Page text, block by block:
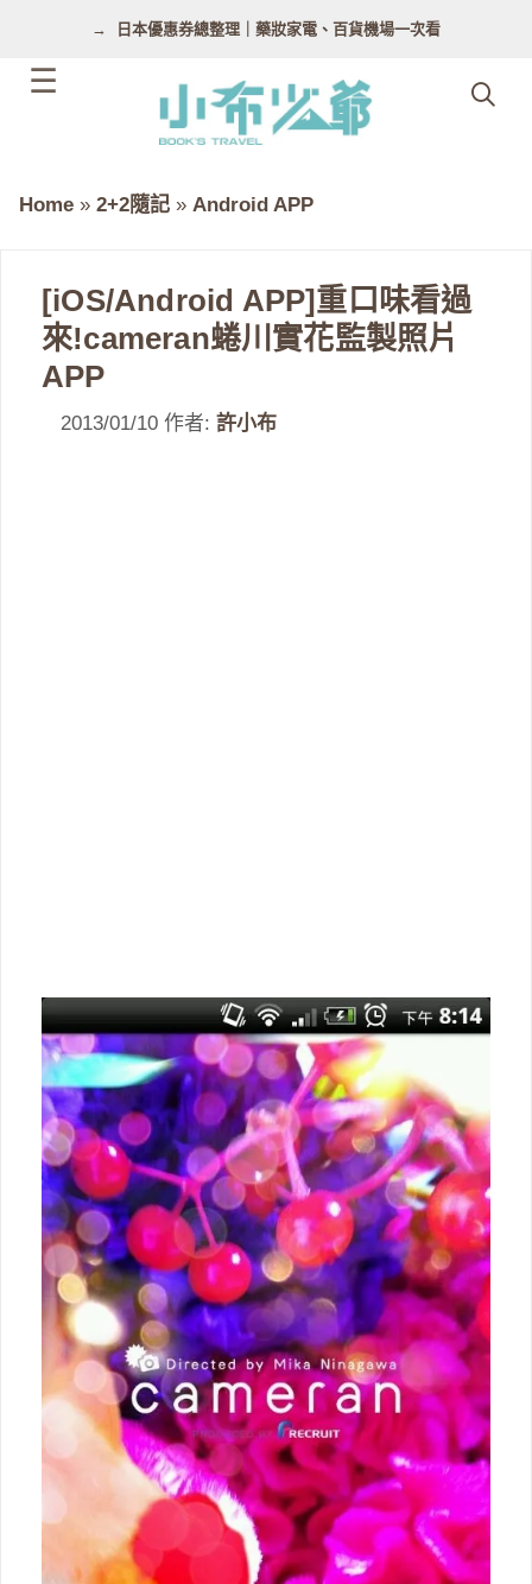
日本優惠券總整理｜藥妝家電、百貨機場一次看
Home » 2+2隨記 » Android APP
[iOS/Android APP]重口味看過
來!cameran蜷川實花監製照片
APP
2013/01/10 作者: 許小布